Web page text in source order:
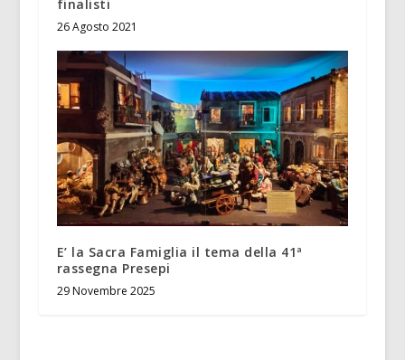
finalisti
26 Agosto 2021
E’ la Sacra Famiglia il tema della 41ª
rassegna Presepi
29 Novembre 2025